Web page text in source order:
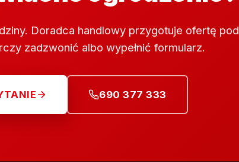
Doradca handlowy przygotuje ofertę pod
zadzwonić albo wypełnić formularz.
690 377 333